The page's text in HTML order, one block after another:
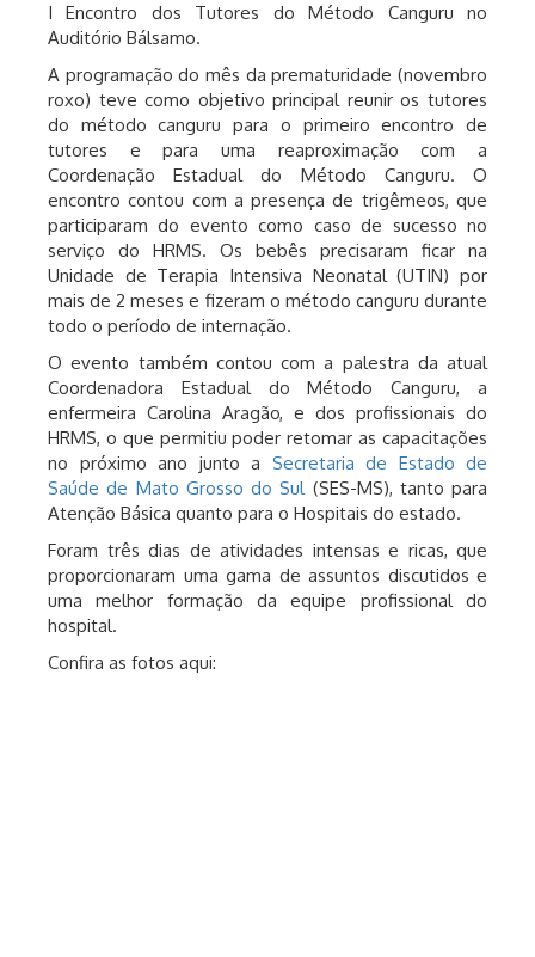
I Encontro dos Tutores do Método Canguru no
Auditório Bálsamo.
A programação do mês da prematuridade (novembro
roxo) teve como objetivo principal reunir os tutores
do método canguru para o primeiro encontro de
tutores e para uma reaproximação com a
Coordenação Estadual do Método Canguru. O
encontro contou com a presença de trigêmeos, que
participaram do evento como caso de sucesso no
serviço do HRMS. Os bebês precisaram ficar na
Unidade de Terapia Intensiva Neonatal (UTIN) por
mais de 2 meses e fizeram o método canguru durante
todo o período de internação.
O evento também contou com a palestra da atual
Coordenadora Estadual do Método Canguru, a
enfermeira Carolina Aragão, e dos profissionais do
HRMS, o que permitiu poder retomar as capacitações
no próximo ano junto a Secretaria de Estado de
Saúde de Mato Grosso do Sul(SES-MS), tanto para
Atenção Básica quanto para o Hospitais do estado.
Foram três dias de atividades intensas e ricas, que
proporcionaram uma gama de assuntos discutidos e
uma melhor formação da equipe profissional do
hospital.
Confira as fotos aqui: